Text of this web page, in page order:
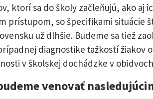
ktorí sa do školy začleňujú, ako aj
prístupom, so špecifikami situácie
už dlhšie. Budeme sa tiež
diagnostike ťažkostí žiakov
v školskej dochádzke v
venovať